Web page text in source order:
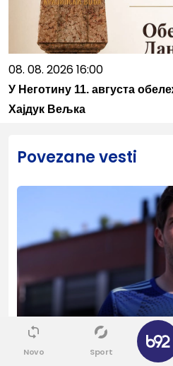
08. 08. 2026 16:00
У Неготину 11. августа
Хајдук Вељка
Povezane vesti
Fudbal
Bivši igrač Barselone ide u
Novo Sport
✕